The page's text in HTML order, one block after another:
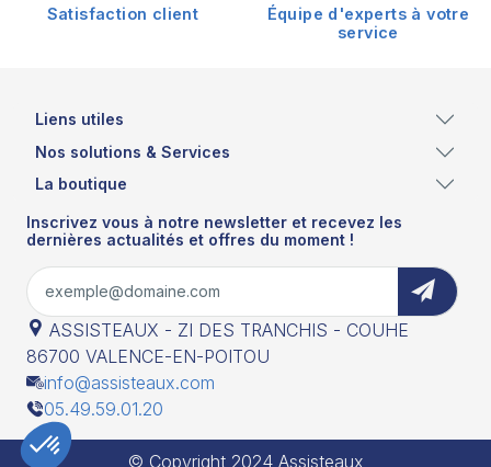
Satisfaction client
Équipe d'experts à votre
service
Liens utiles
Nos solutions & Services
La boutique
Inscrivez vous à notre newsletter et recevez les
dernières actualités et offres du moment !
ASSISTEAUX - ZI DES TRANCHIS - COUHE
86700 VALENCE-EN-POITOU
info@assisteaux.com
05.49.59.01.20
© Copyright 2024 Assisteaux